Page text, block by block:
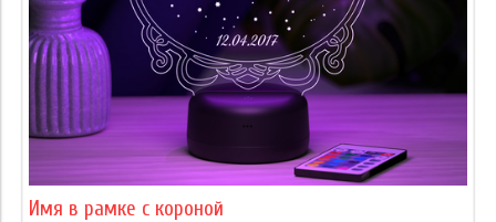
Имя в рамке с короной